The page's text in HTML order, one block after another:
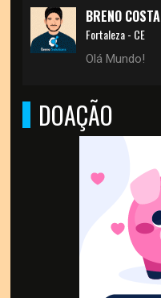
BRENO COSTA
Fortaleza - CE
Olá Mundo!
DOAÇÃO